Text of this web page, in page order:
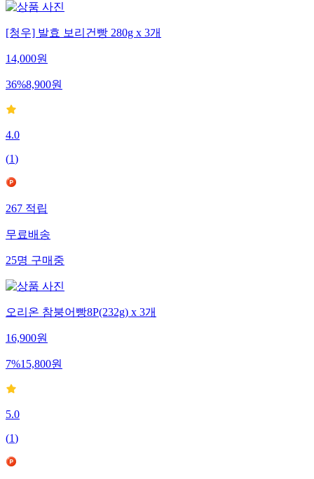
[청우] 발효 보리건빵 280g x 3개
14,000원
36%8,900원
4.0
(1)
267적립
무료배송
25명구매중
오리온 참붕어빵8P(232g) x 3개
16,900원
7%15,800원
5.0
(1)